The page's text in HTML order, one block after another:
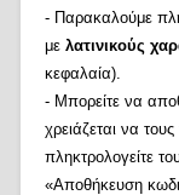
- Παρακαλούμε
με λατινικούς
κεφαλαία).
- Μπορείτε να
χρειάζεται να
πληκτρολογείτε
«Αποθήκευση